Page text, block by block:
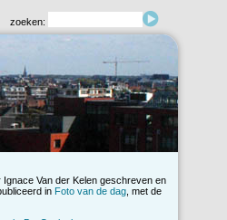
zoeken:
Ignace Van der Kelen geschreven en
in Foto van de dag , met de